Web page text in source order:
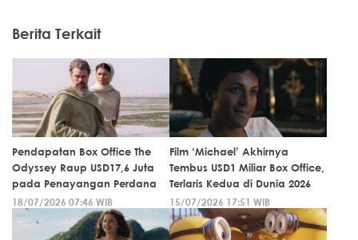
Berita Terkait
Pendapatan Box Office The
Odyssey Raup USD17,6 Juta
pada Penayangan Perdana
18/07/2026 07:46 WIB
Film ‘Michael’ Akhirnya
Tembus USD1 Miliar Box Office,
Terlaris Kedua di Dunia 2026
15/07/2026 17:51 WIB